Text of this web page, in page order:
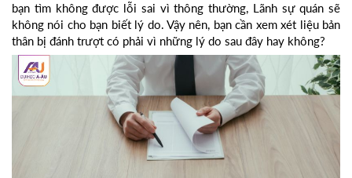
bạn tìm không được lỗi sai vì thông thường, Lãnh sự quán sẽ
không nói cho bạn biết lý do. Vậy nên, bạn cần xem xét liệu bản
thân bị đánh trượt có phải vì những lý do sau đây hay không?